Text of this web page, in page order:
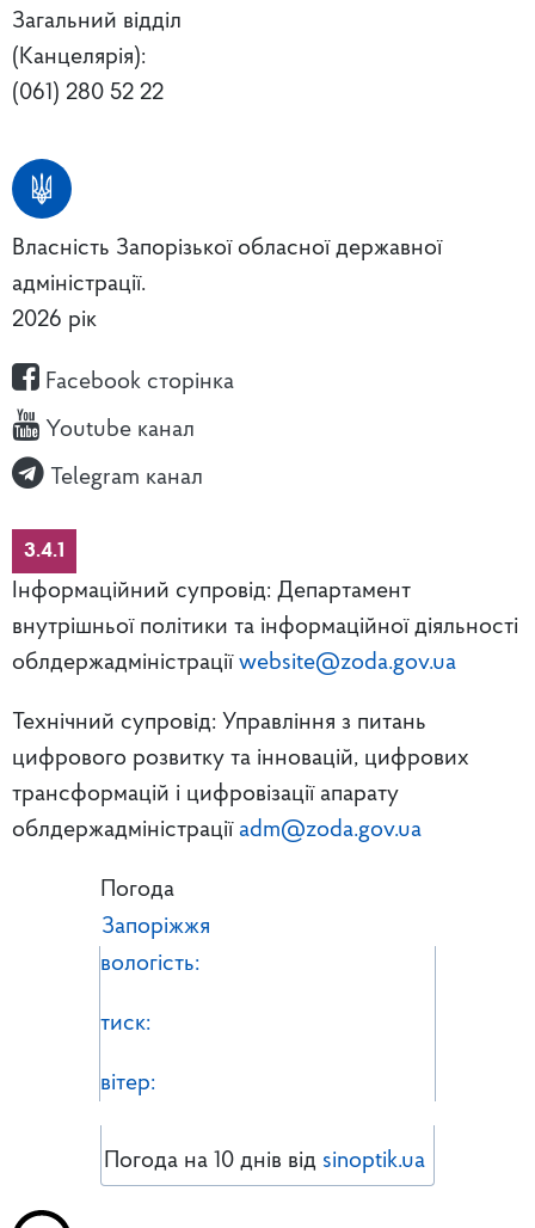
Загальний відділ
(Канцелярія):
(061) 280 52 22
Власність Запорізької обласної державної
адміністрації.
2026 рік
Facebook сторінка
Youtube канал
Telegram канал
3.4.1
Інформаційний супровід: Департамент
внутрішньої політики та інформаційної діяльності
облдержадміністрації website@zoda.gov.ua
Технічний супровід: Управління з питань
цифрового розвитку та інновацій, цифрових
трансформацій і цифровізації апарату
облдержадміністрації adm@zoda.gov.ua
Погода
Запоріжжя
вологість:
тиск:
вітер:
Погода на 10 днів від sinoptik.ua